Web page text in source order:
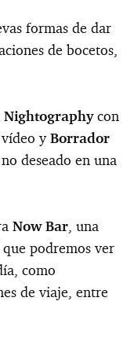
formas de dar
de bocetos,
Nightographycon
yBorrador
deseado en una
Now Bar, una
podremos ver
como
de viaje, entre